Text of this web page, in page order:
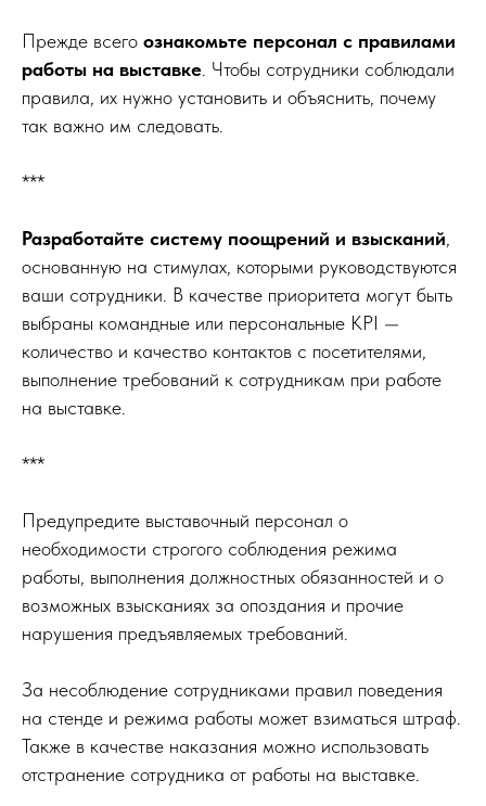
Прежде всего ознакомьте персонал с правилами
работы на выставке . Чтобы сотрудники соблюдали
правила, их нужно установить и объяснить, почему
так важно им следовать.
***
Разработайте систему поощрений и взысканий,
основанную на стимулах, которыми руководствуются
ваши сотрудники. В качестве приоритета могут быть
выбраны командные или персональные KPI —
количество и качество контактов с посетителями,
выполнение требований к сотрудникам при работе
на выставке.
***
Предупредите выставочный персонал о
необходимости строгого соблюдения режима
работы, выполнения должностных обязанностей и о
возможных взысканиях за опоздания и прочие
нарушения предъявляемых требований.
За несоблюдение сотрудниками правил поведения
на стенде и режима работы может взиматься штраф.
Также в качестве наказания можно использовать
отстранение сотрудника от работы на выставке.